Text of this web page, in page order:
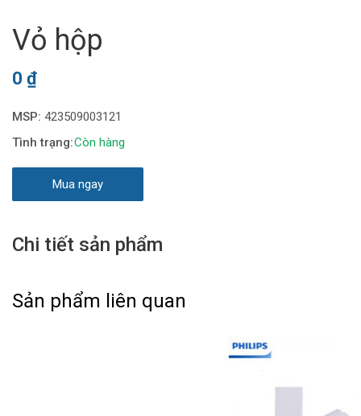
Vỏ hộp
0 ₫
MSP: 423509003121
Còn hàng
Mua ngay
Chi tiết sản phẩm
Sản phẩm liên quan